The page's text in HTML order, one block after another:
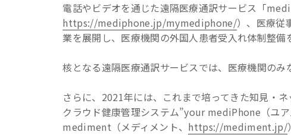
電話やビデオを通じた遠隔医療通訳サービス「
https://mediphone.jp/mymediphone/）、医療従
業を展開し、医療機関の外国人患者受入れ体制整備
核となる遠隔医療通訳サービスでは、医療機関のみ
さらに、2021年には、これまで培ってきた知見・
クラウド健康管理システム”your mediPhone（ユ
mediment（メディメント、 https://mediment.jp/